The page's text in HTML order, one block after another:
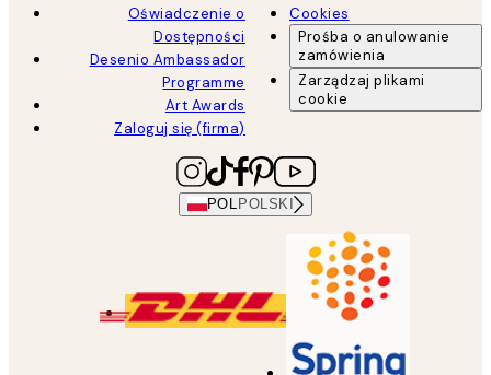
Oświadczenie o
Dostępności
Desenio Ambassador
Programme
Art Awards
Zaloguj się (firma)
Cookies
Prośba o anulowanie
zamówienia
Zarządzaj plikami
cookie
POL POLSKI